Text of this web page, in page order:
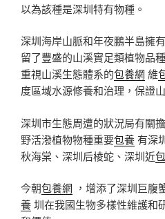
以為該種是深圳特有物種。
深圳海岸山脈和年夜鵬半島擁
留了豐盛的山溪實足類植物品
重視山溪生態體系的包養網 維
度區域水源修養和治理，保證
深圳市生態周遭的狀況局有關
野活潑植物物種重要包養有深
秋海棠、深圳后棱蛇、深圳近
今朝包養網 ，增添了深圳巨腹
養圳在我國生物多樣性維護和